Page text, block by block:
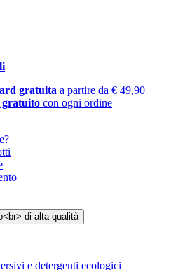
gratuita a partire da € 49,90
gratuito con ogni ordine
e detergenti ecologici